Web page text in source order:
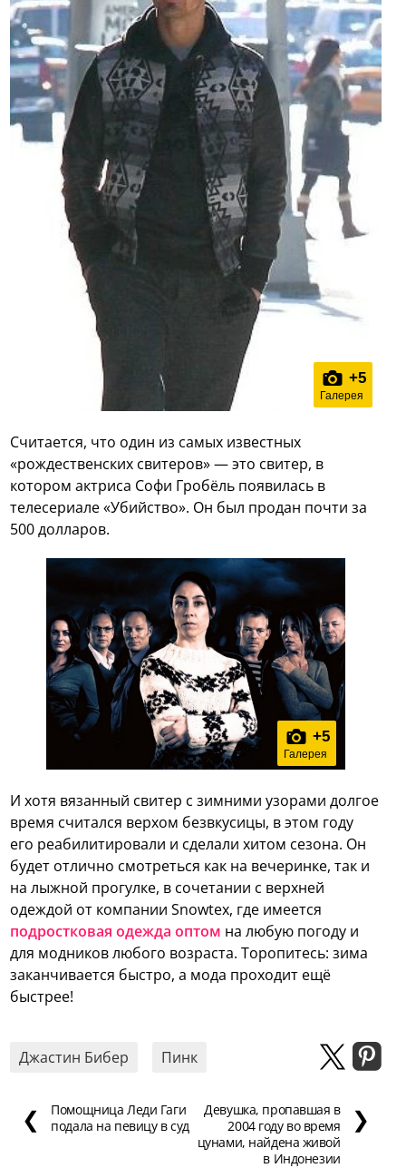
+5
Галерея
Считается, что один из самых известных
«рождественских свитеров» — это свитер, в
котором актриса Софи Гробёль появилась в
телесериале «Убийство». Он был продан почти за
500 долларов.
+5
Галерея
И хотя вязанный свитер с зимними узорами долгое
время считался верхом безвкусицы, в этом году
его реабилитировали и сделали хитом сезона. Он
будет отлично смотреться как на вечеринке, так и
на лыжной прогулке, в сочетании с верхней
одеждой от компании Snowtex, где имеется
подростковая одежда оптом на любую погоду и
для модников любого возраста. Торопитесь: зима
заканчивается быстро, а мода проходит ещё
быстрее!
Джастин Бибер Пинк
❮
Помощница Леди Гаги
подала на певицу в суд
Девушка, пропавшая в
2004 году во время
цунами, найдена живой
в Индонезии
❯